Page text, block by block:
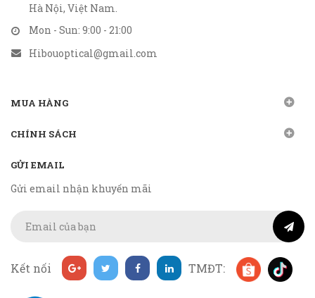
Hà Nội, Việt Nam.
Mon - Sun: 9:00 - 21:00
Hibouoptical@gmail.com
MUA HÀNG
CHÍNH SÁCH
GỬI EMAIL
Gửi email nhận khuyến mãi
Kết nối TMĐT: